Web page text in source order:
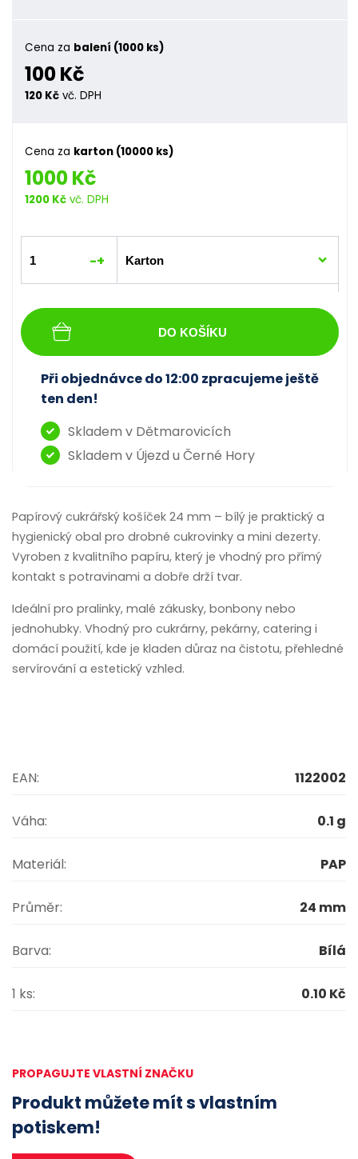
Cena za balení (1000 ks)
100 Kč
120 Kč vč. DPH
Cena za karton (10000 ks)
1000 Kč
1200 Kč vč. DPH
-+
DO KOŠÍKU
Při objednávce do 12:00 zpracujeme ještě
ten den!
Skladem v Dětmarovicích
Skladem v Újezd u Černé Hory
Papírový cukrářský košíček 24 mm – bílý je praktický a
hygienický obal pro drobné cukrovinky a mini dezerty.
Vyroben z kvalitního papíru, který je vhodný pro přímý
kontakt s potravinami a dobře drží tvar.
Ideální pro pralinky, malé zákusky, bonbony nebo
jednohubky. Vhodný pro cukrárny, pekárny, catering i
domácí použití, kde je kladen důraz na čistotu, přehledné
servírování a estetický vzhled.
EAN: 1122002
Váha: 0.1 g
Materiál: PAP
Průměr: 24 mm
Barva: Bílá
1 ks: 0.10 Kč
PROPAGUJTE VLASTNÍ ZNAČKU
Produkt můžete mít s vlastním
potiskem!